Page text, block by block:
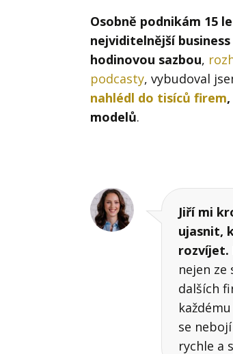
Osobně podnikám 15
nejviditelnější
hodinovou sazbou,
podcasty, vybudoval
nahlédl do tisíců firem
modelů.
Jiří mi
ujasnit,
rozvíjet.
nejen ze
dalších
se
rychle a